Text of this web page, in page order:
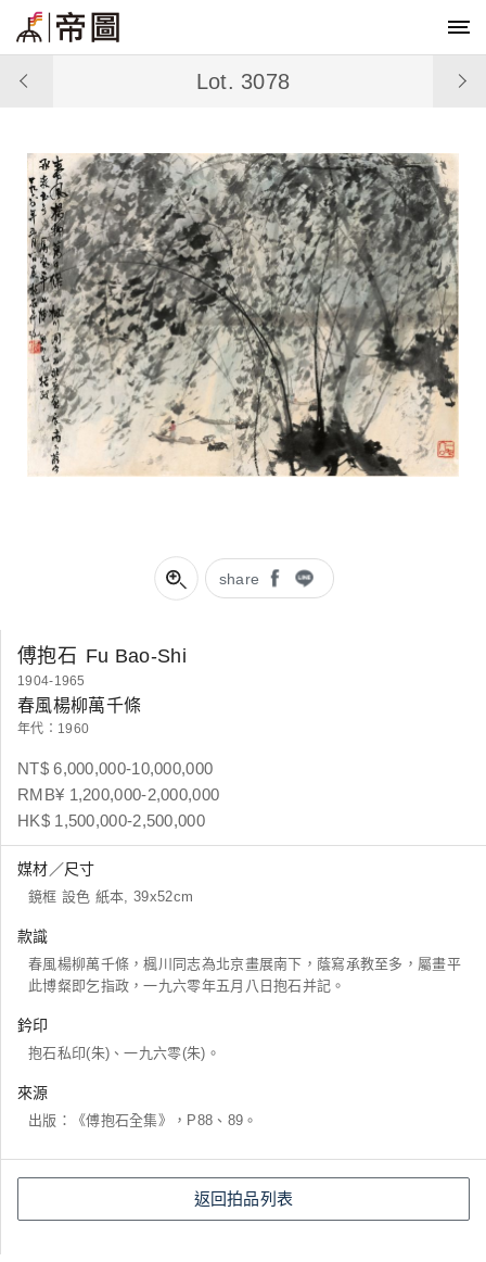
share
Lot. 3078
傅抱石 Fu Bao-Shi
1904-1965
春風楊柳萬千條
年代：1960
NT$ 6,000,000-10,000,000
RMB¥ 1,200,000-2,000,000
HK$ 1,500,000-2,500,000
媒材／尺寸
鏡框 設色 紙本, 39x52cm
款識
春風楊柳萬千條，楓川同志為北京畫展南下，蔭寫承教至多，屬畫平
此博粲即乞指政，一九六零年五月八日抱石并記。
鈐印
抱石私印(朱)、一九六零(朱)。
來源
出版：《傅抱石全集》，P88、89。
返回拍品列表